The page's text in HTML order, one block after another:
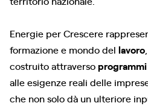
Energie per Crescere
formazione e mondo del lavoro
costruito attraverso
alle esigenze reali delle
che non solo dà un ulteriore